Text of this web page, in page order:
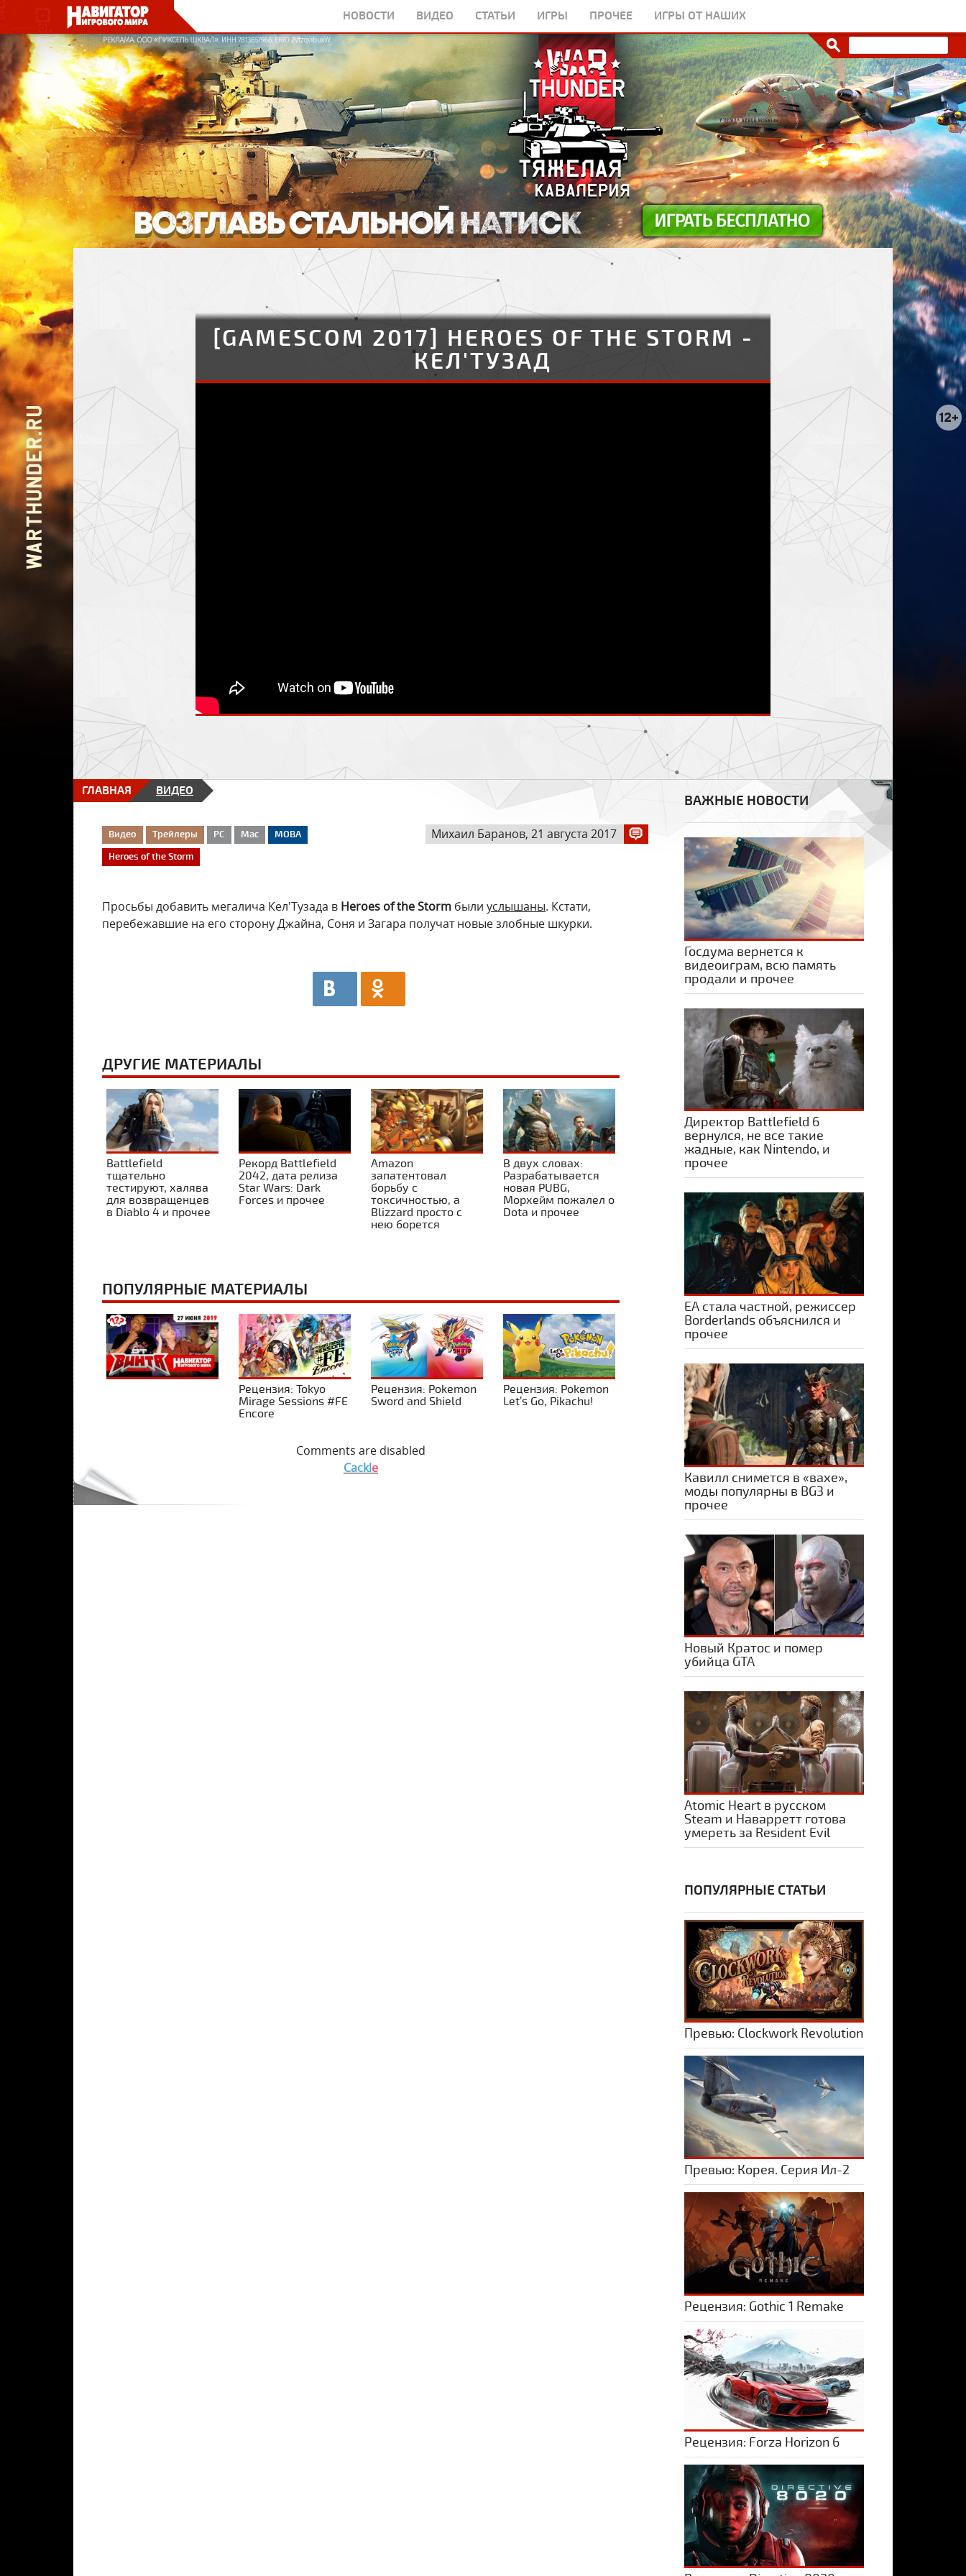
НОВОСТИ ВИДЕО СТАТЬИ ИГРЫ ПРОЧЕЕ ИГРЫ ОТ НАШИХ
[GAMESCOM 2017] HEROES OF THE STORM -
КЕЛ'ТУЗАД
ГЛАВНАЯ ВИДЕО
Михаил Баранов, 21 августа 2017
Видео Трейлеры PC Mac
MOBA
Heroes of the Storm
Просьбы добавить мегалича Кел'Тузада в Heroes of the Storm были услышаны. Кстати,
перебежавшие на его сторону Джайна, Соня и Загара получат новые злобные шкурки.
ДРУГИЕ МАТЕРИАЛЫ
Battlefield
тщательно
тестируют, халява
для возвращенцев
в Diablo 4 и прочее
Рекорд Battlefield
2042, дата релиза
Star Wars: Dark
Forces и прочее
Amazon
запатентовал
борьбу с
токсичностью, а
Blizzard просто с
нею борется
В двух словах:
Разрабатывается
новая PUBG,
Морхейм пожалел о
Dota и прочее
ПОПУЛЯРНЫЕ МАТЕРИАЛЫ
Рецензия: Tokyo
Mirage Sessions #FE
Encore
Рецензия: Pokemon
Sword and Shield
Рецензия: Pokemon
Let’s Go, Pikachu!
Comments are disabled
Cackle
ВАЖНЫЕ НОВОСТИ
Госдума вернется к
видеоиграм, всю память
продали и прочее
Директор Battlefield 6
вернулся, не все такие
жадные, как Nintendo, и
прочее
ЕА стала частной, режиссер
Borderlands объяснился и
прочее
Кавилл снимется в «вахе»,
моды популярны в BG3 и
прочее
Новый Кратос и помер
убийца GTA
Atomic Heart в русском
Steam и Наварретт готова
умереть за Resident Evil
ПОПУЛЯРНЫЕ СТАТЬИ
Превью: Clockwork Revolution
Превью: Корея. Серия Ил-2
Рецензия: Gothic 1 Remake
Рецензия: Forza Horizon 6